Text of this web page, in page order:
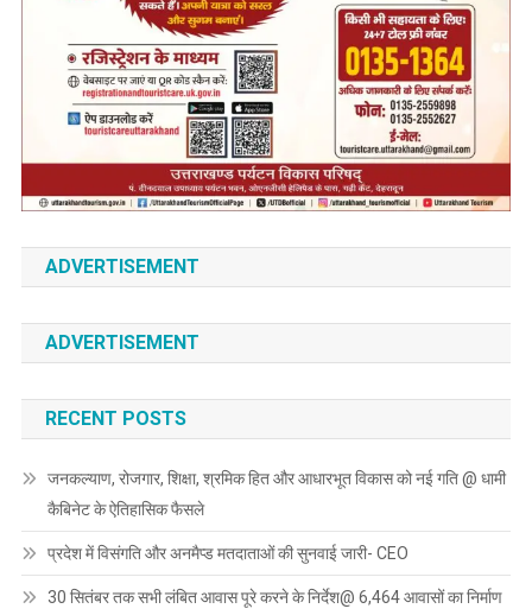
ADVERTISEMENT
ADVERTISEMENT
RECENT POSTS
जनकल्याण, रोजगार, शिक्षा, श्रमिक हित और आधारभूत विकास को नई गति @ धामी
कैबिनेट के ऐतिहासिक फैसले
प्रदेश में विसंगति और अनमैप्ड मतदाताओं की सुनवाई जारी- CEO
30 सितंबर तक सभी लंबित आवास पूरे करने के निर्देश@ 6,464 आवासों का निर्माण